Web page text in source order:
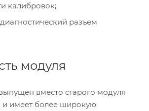
калибровок;
разъем
модуля
вместо старого модуля
и имеет более широкую